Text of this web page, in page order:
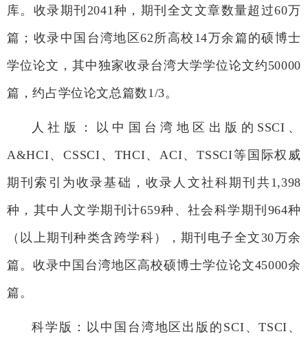
库。收录期刊2041种，期刊全文文章数量超过60万
篇；收录中国台湾地区62所高校14万余篇的硕博士
学位论文，其中独家收录台湾大学学位论文约50000
篇，约占学位论文总篇数1/3。
人社版：以中国台湾地区出版的SSCI、
A&HCI、CSSCI、THCI、ACI、TSSCI等国际权威
期刊索引为收录基础，收录人文社科期刊共1,398
种，其中人文学期刊计659种、社会科学期刊964种
（以上期刊种类含跨学科），期刊电子全文30万余
篇。收录中国台湾地区高校硕博士学位论文45000余
篇。
科学版：以中国台湾地区出版的SCI、TSCI、